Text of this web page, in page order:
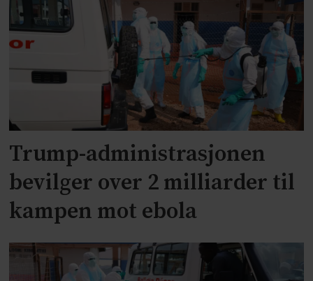
Trump-administrasjonen
bevilger over 2 milliarder til
kampen mot ebola